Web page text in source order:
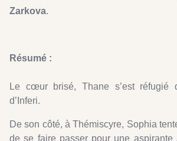
Zarkova.
Résumé :
Le cœur brisé, Thane s’est réfugié
d’Inferi.
De son côté, à Thémiscyre, Sophia
de se faire passer pour une aspirante